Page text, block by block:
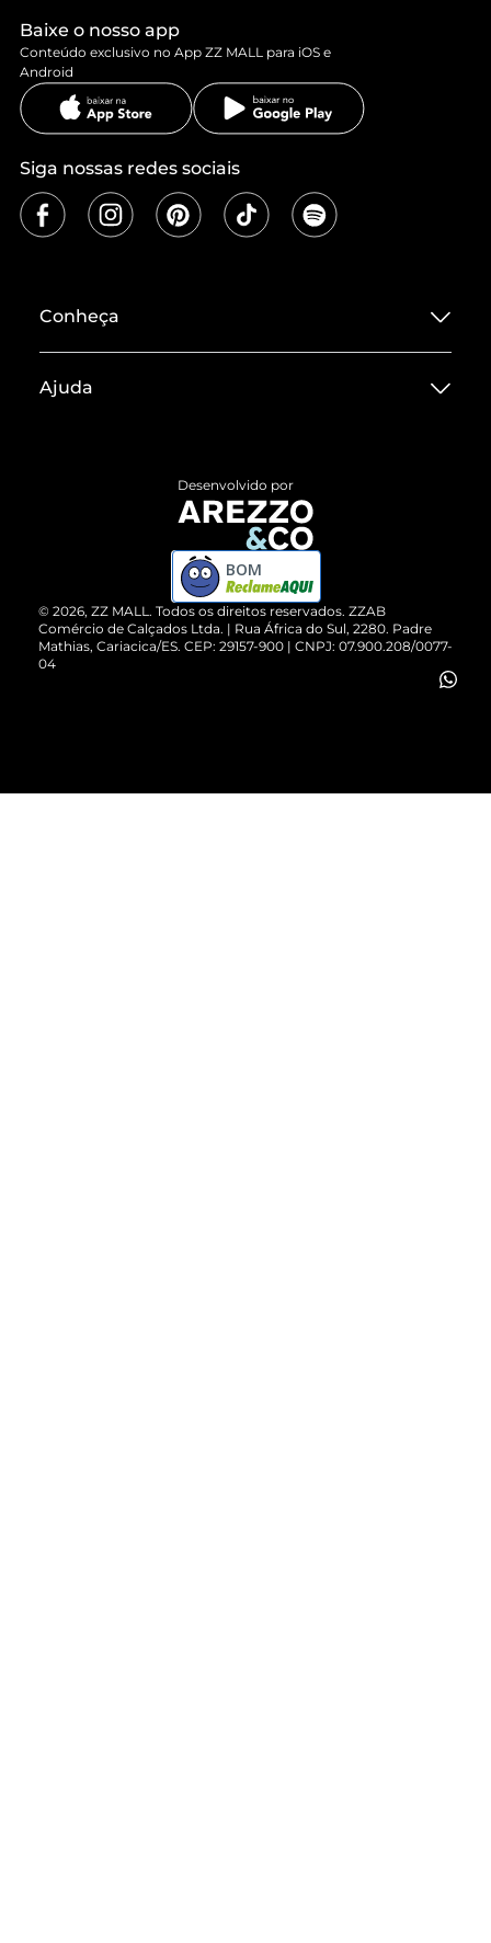
Baixe o nosso app
Conteúdo exclusivo no App ZZ MALL para iOS e
Android
Siga nossas redes sociais
Conheça
Termos de Uso
ZZ MALL é confiável
Cartão Presente
Vendas Corporativas
Ajuda
Devolução do Produto
Compre pelo WhatsApp
© 2026, ZZ MALL. Todos os direitos reservados. ZZAB
Comércio de Calçados Ltda. | Rua África do Sul, 2280. Padre
Mathias, Cariacica/ES. CEP: 29157-900 | CNPJ: 07.900.208/0077-
04
Desenvolvido por
BOM